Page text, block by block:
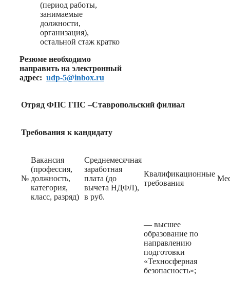
(период работы,
занимаемые
должности,
организация),
остальной стаж кратко
Резюме необходимо
направить на электронный
адрес: udp-5@inbox.ru
Отряд ФПС ГПС –Ставропольский филиал
Требования к кандидату
№
Вакансия
(профессия,
должность,
категория,
класс, разряд)
Среднемесячная
заработная
плата (до
вычета НДФЛ),
в руб.
Квалификационные
требования
— высшее
образование по
направлению
подготовки
«Техносферная
безопасность»;